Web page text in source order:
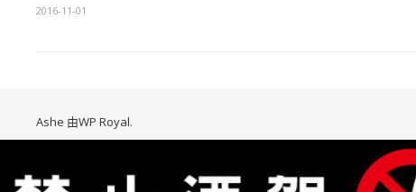
2016-11-01
Ashe 由WP Royal.